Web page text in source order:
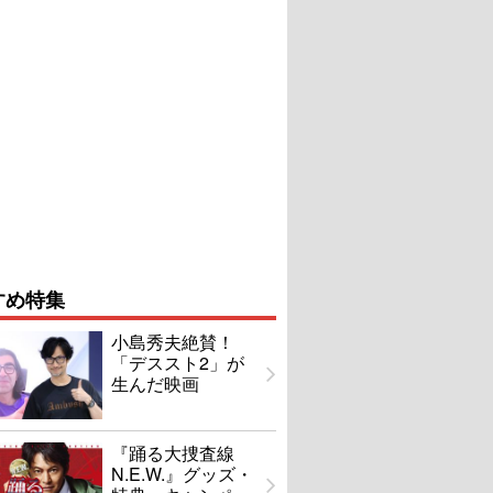
特集
小島秀夫絶賛！
「デススト2」が
生んだ映画
『踊る大捜査線
N.E.W.』グッズ・